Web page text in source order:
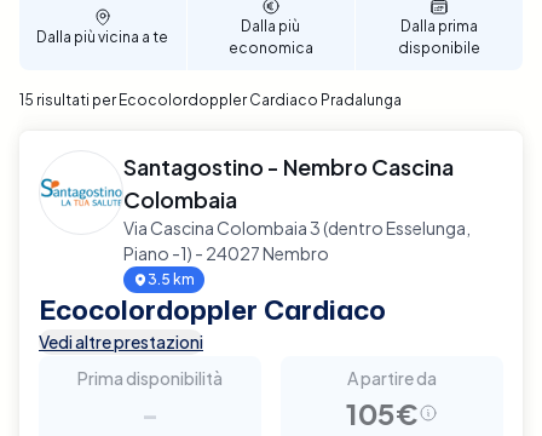
affidabile e di qualità.
Dalla più vicina a te
Dalla più
economica
Dalla prima
disponibile
15 risultati per Ecocolordoppler Cardiaco Pradalunga
Santagostino - Nembro Cascina
Colombaia
Via Cascina Colombaia 3 (dentro Esselunga,
Piano -1) - 24027 Nembro
3.5 km
Ecocolordoppler Cardiaco
Vedi altre prestazioni
Prima disponibilità
-
A partire da
105€